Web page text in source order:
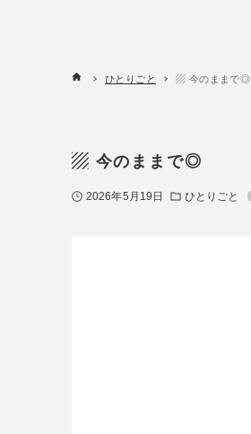
ひとりごと ▨ 今のままで◎
▨ 今のままで◎
2026年5月19日 ひとりごと